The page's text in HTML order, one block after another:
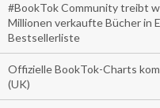
#BookTok Community treibt
Millionen verkaufte Bücher in
Bestsellerliste
Offizielle BookTok-Charts
(UK)